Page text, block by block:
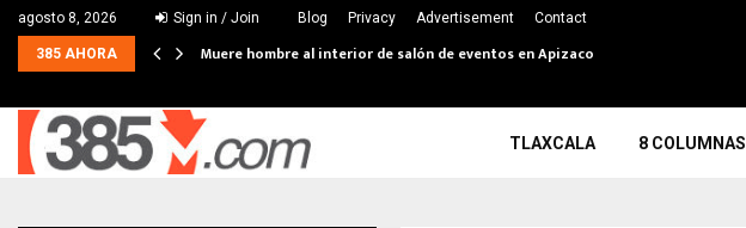
agosto 8, 2026 Sign in / Join Blog Privacy Advertisement Contact
385 AHORA Muere hombre al interior de salón de eventos en Apizaco
TLAXCALA 8 COLUMNAS